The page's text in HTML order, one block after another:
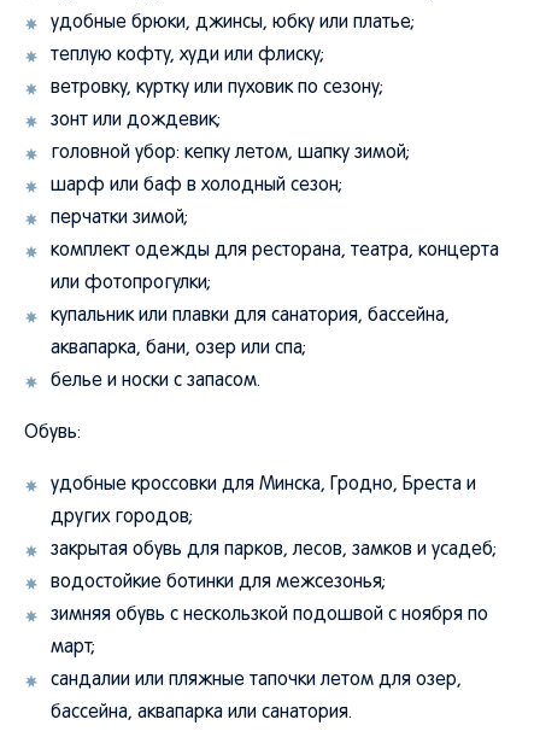
удобные брюки, джинсы, юбку или платье;
теплую кофту, худи или флиску;
ветровку, куртку или пуховик по сезону;
зонт или дождевик;
головной убор: кепку летом, шапку зимой;
шарф или баф в холодный сезон;
перчатки зимой;
комплект одежды для ресторана, театра, концерта
или фотопрогулки;
купальник или плавки для санатория, бассейна,
аквапарка, бани, озер или спа;
белье и носки с запасом.
Обувь:
удобные кроссовки для Минска, Гродно, Бреста и
других городов;
закрытая обувь для парков, лесов, замков и усадеб;
водостойкие ботинки для межсезонья;
зимняя обувь с нескользкой подошвой с ноября по
март;
сандалии или пляжные тапочки летом для озер,
бассейна, аквапарка или санатория.